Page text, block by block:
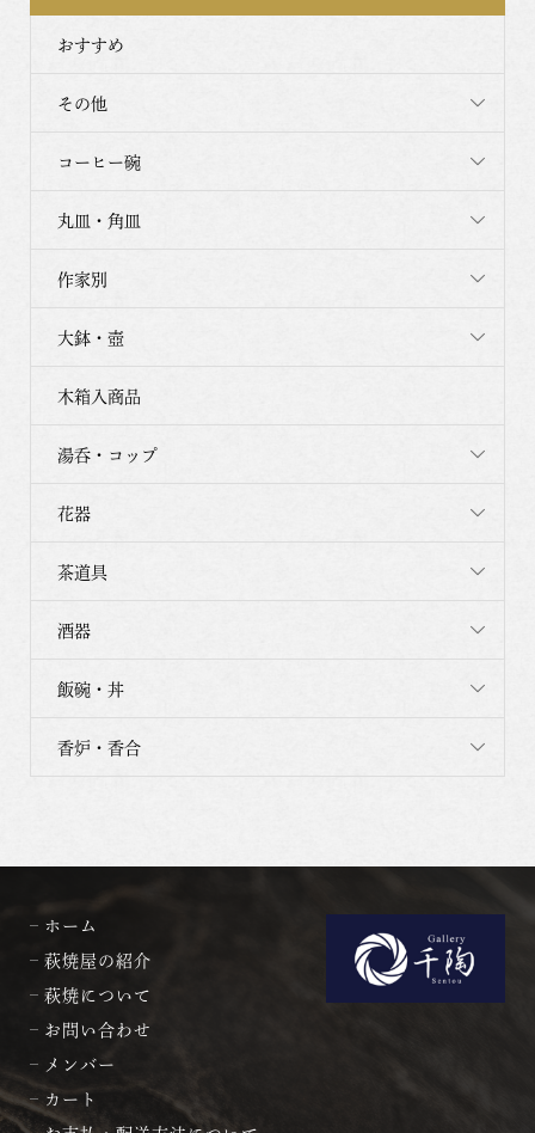
おすすめ
その他
コーヒー碗
丸皿・角皿
作家別
大鉢・壺
木箱入商品
湯呑・コップ
花器
茶道具
酒器
飯碗・丼
香炉・香合
ホーム
萩焼屋の紹介
萩焼について
お問い合わせ
メンバー
カート